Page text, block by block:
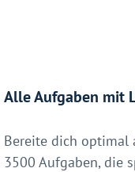
Alle Aufgaben mit
Bereite dich optimal
3500 Aufgaben, die